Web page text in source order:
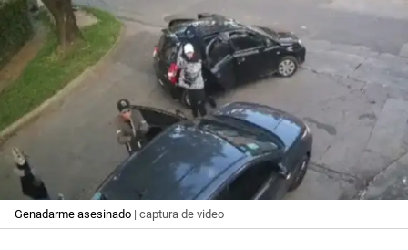
Genadarme asesinado | captura de video